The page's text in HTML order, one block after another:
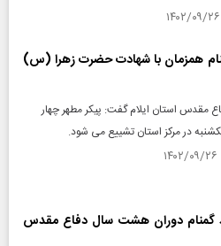
همزمان با شهادت حضرت زهرا (س)
مقدس استان ایلام گفت: پیکر مطهر چهار
در مرکز استان تشییع می شود.
گمنام دوران هشت سال دفاع مقدس